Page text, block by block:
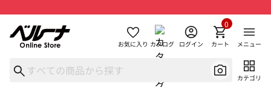
お気に入り カタログ ログイン カート
0
メニュー
カテゴリ